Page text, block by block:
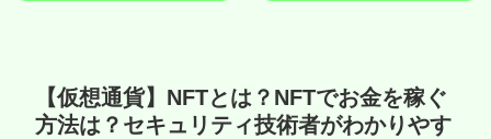
【仮想通貨】NFTとは？NFTでお金を稼ぐ
方法は？セキュリティ技術者がわかりやす